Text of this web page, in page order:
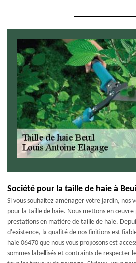
Société pour la taille de haie à
Si vous souhaitez aménager votre jardin, nos
pour la taille de haie. Nous mettons en œuvre
prestations en matière de taille de haie.
d'existence, la qualité de nos finitions est
haie 06470 que nous vous proposons est
sommes labellisés et contraints de respecter